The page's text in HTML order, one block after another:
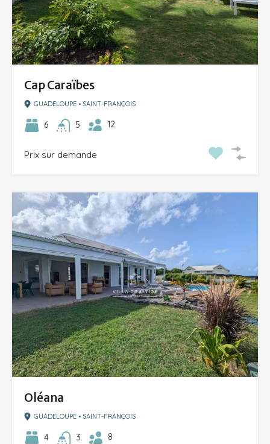
Cap Caraïbes
GUADELOUPE • SAINT-FRANÇOIS
6 5 12
Prix sur demande
Oléana
GUADELOUPE • SAINT-FRANÇOIS
4 3 8